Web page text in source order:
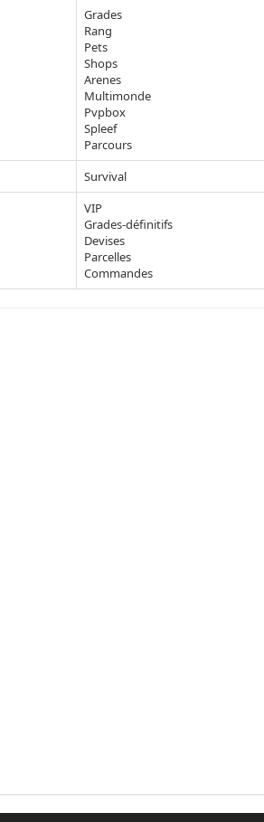
Grades
Rang
Pets
Shops
Arenes
Multimonde
Pvpbox
Spleef
Parcours
Survival
VIP
Grades-définitifs
Devises
Parcelles
Commandes